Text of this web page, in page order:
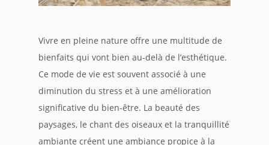
Vivre en pleine nature offre une multitude de
bienfaits qui vont bien au-delà de l’esthétique.
Ce mode de vie est souvent associé à une
diminution du stress et à une amélioration
significative du bien-être. La beauté des
paysages, le chant des oiseaux et la tranquillité
ambiante créent une ambiance propice à la